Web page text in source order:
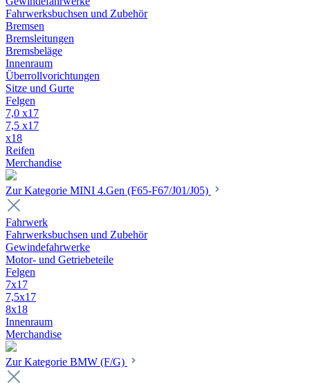
Fahrwerksbuchsen und Zubehör
Bremsen
Bremsleitungen
Bremsbeläge
Innenraum
Überrollvorichtungen
Sitze und Gurte
Felgen
7,0 x17
7,5 x17
x18
Reifen
Merchandise
Zur Kategorie MINI 4.Gen (F65-F67/J01/J05)
Fahrwerk
Fahrwerksbuchsen und Zubehör
Gewindefahrwerke
Motor- und Getriebeteile
Felgen
7x17
7,5x17
8x18
Innenraum
Merchandise
Zur Kategorie BMW (F/G)